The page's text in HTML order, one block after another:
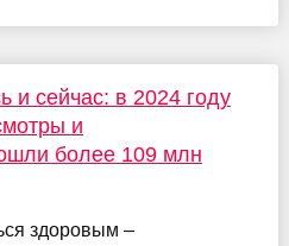
и сейчас: в 2024 году
и
более 109 млн
здоровым –